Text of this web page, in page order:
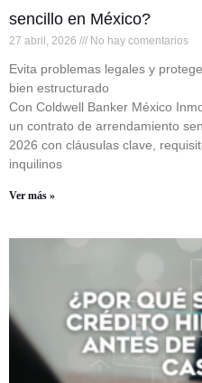
sencillo en México?
27 abril, 2026 No hay comentarios
Evita problemas legales y
bien estructurado
Con Coldwell Banker México
un contrato de arrendamiento
2026 con cláusulas clave,
inquilinos
Ver más »